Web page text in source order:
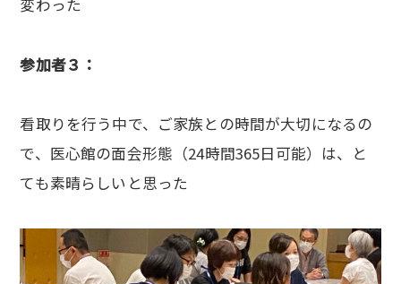
変わった
参加者３：
看取りを行う中で、ご家族との時間が大切になるの
で、医心館の面会形態（24時間365日可能）は、と
ても素晴らしいと思った